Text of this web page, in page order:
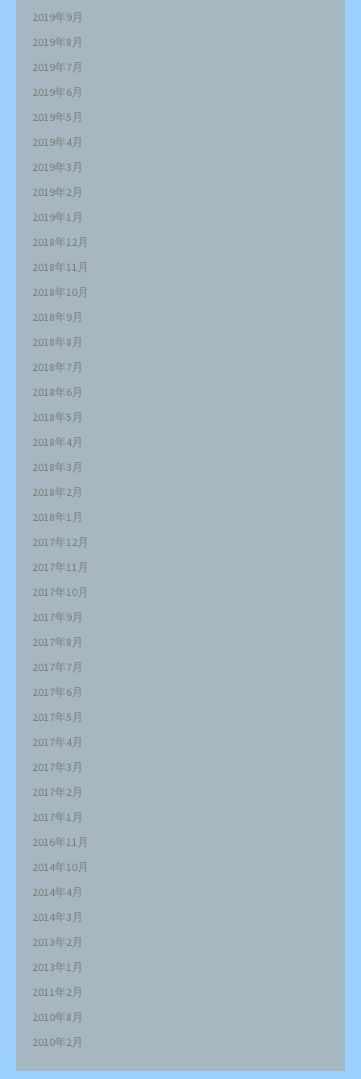
2019年9月
2019年8月
2019年7月
2019年6月
2019年5月
2019年4月
2019年3月
2019年2月
2019年1月
2018年12月
2018年11月
2018年10月
2018年9月
2018年8月
2018年7月
2018年6月
2018年5月
2018年4月
2018年3月
2018年2月
2018年1月
2017年12月
2017年11月
2017年10月
2017年9月
2017年8月
2017年7月
2017年6月
2017年5月
2017年4月
2017年3月
2017年2月
2017年1月
2016年11月
2014年10月
2014年4月
2014年3月
2013年2月
2013年1月
2011年2月
2010年8月
2010年2月